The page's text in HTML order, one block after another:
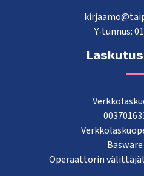
Y-tunnus:
Operaattorin